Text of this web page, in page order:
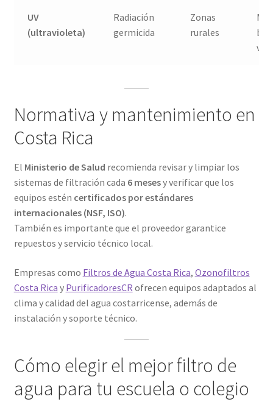
UV
(ultravioleta)
Radiación
germicida
Zonas
rurales
Normativa y mantenimiento en
Costa Rica
El Ministerio de Salud recomienda revisar y limpiar los
sistemas de filtración cada 6 mesesy verificar que los
equipos estén certificados por estándares
internacionales (NSF, ISO).
También es importante que el proveedor garantice
repuestos y servicio técnico local.
Empresas como Filtros de Agua Costa Rica, Ozonofiltros
Costa Rica y PurificadoresCR ofrecen equipos adaptados al
clima y calidad del agua costarricense, además de
instalación y soporte técnico.
Cómo elegir el mejor filtro de
agua para tu escuela o colegio